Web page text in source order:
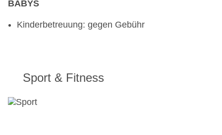
BABYS
Kinderbetreuung: gegen Gebühr
Sport & Fitness